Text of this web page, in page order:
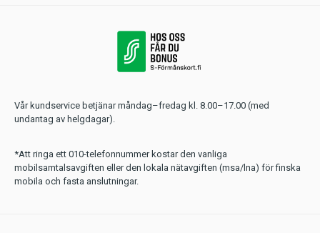
Vår kundservice betjänar måndag–fredag kl. 8.00–17.00 (med
undantag av helgdagar).
*Att ringa ett 010-telefonnummer kostar den vanliga
mobilsamtalsavgiften eller den lokala nätavgiften (msa/lna) för finska
mobila och fasta anslutningar.